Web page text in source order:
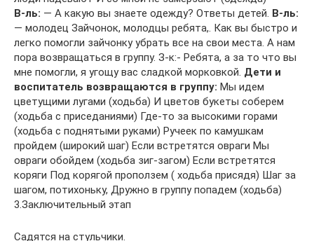
В-ль: — А какую вы знаете одежду? Ответы детей. В-ль:
— молодец Зайчонок, молодцы ребята,. Как вы быстро и
легко помогли зайчонку убрать все на свои места. А нам
пора возвращаться в группу. З-к:- Ребята, а за то что вы
мне помогли, я угощу вас сладкой морковкой. Дети и
воспитатель возвращаются в группу: Мы идем
цветущими лугами (ходьба) И цветов букеты соберем
(ходьба с приседаниями) Где-то за высокими горами
(ходьба с поднятыми руками) Ручеек по камушкам
пройдем (широкий шаг) Если встретятся овраги Мы
овраги обойдем (ходьба зиг-загом) Если встретятся
коряги Под корягой проползем ( ходьба присядя) Шаг за
шагом, потихоньку, Дружно в группу попадем (ходьба)
3.Заключительный этап
Садятся на стульчики.